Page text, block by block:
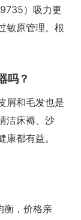
）吸力更
敏原管理。根
吗？
屑和毛发也是
洁床褥、沙
都有益。
，价格亲